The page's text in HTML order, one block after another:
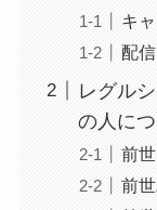
キ
配
レグル
の人に
前
前